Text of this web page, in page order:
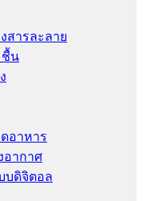
สารละลาย
ชื้น
อาหาร
อากาศ
บดิจิตอล